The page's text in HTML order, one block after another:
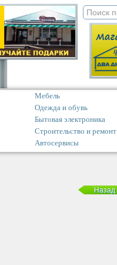
Мебель
Одежда и обувь
Бытовая электроника
Строительство и ремонт
Автосервисы
Назад